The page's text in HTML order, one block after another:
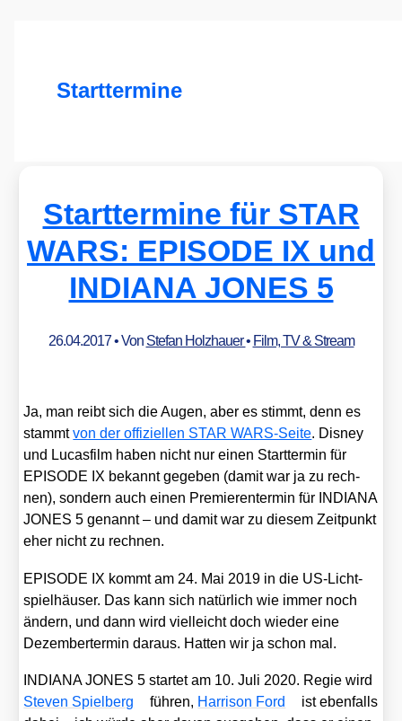
Starttermine
Starttermine für STAR
WARS: EPISODE IX und
INDIANA JONES 5
26.04.2017• Von Stefan Holzhauer• Film, TV & Stream
Ja, man reibt sich die Augen, aber es stimmt, denn es
stammtvon der offi­zi­el­len STAR WARS-Sei­te. Dis­ney
und Lucas­film haben nicht nur einen Start­ter­min für
EPISODE IX bekannt gege­ben (damit war ja zu rech­
nen), son­dern auch einen Pre­mie­ren­ter­min für INDIANA
JONES 5 genannt – und damit war zu die­sem Zeit­punkt
eher nicht zu rech­nen.
EPISODE IX kommt am 24. Mai 2019 in die US-Licht­
spiel­häu­ser. Das kann sich natür­lich wie immer noch
ändern, und dann wird viel­leicht doch wie­der eine
Dezem­ber­ter­min dar­aus. Hat­ten wir ja schon mal.
INDIANA JONES 5 star­tet am 10. Juli 2020. Regie wird
Ste­ven Spiel­berg
füh­ren, Har­ri­son Ford
ist eben­falls